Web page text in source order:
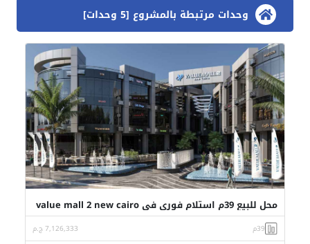
وحدات مرتبطة بالمشروع [5 وحدات]
محل للبيع 39م استلام فوري في value mall 2 new cairo
39م 7,126,333 ج.م